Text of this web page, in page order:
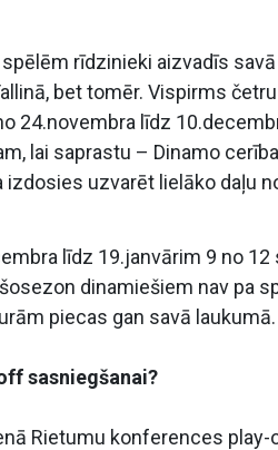
rīdzinieki aizvadīs
bet tomēr. Vispirms
24.novembra līdz
lai saprastu – Dinamo
uzvarēt lielāko daļu
līdz 19.janvārim 9 no
dinamiešiem nav pa
piecas gan savā laukumā.
sasniegšanai?
Rietumu konferences